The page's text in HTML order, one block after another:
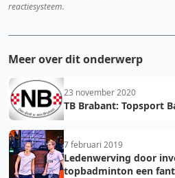
reactiesysteem.
Meer over dit onderwerp
23 november 2020
TB Brabant: Topsport
7 februari 2019
Ledenwerving door
topbadminton een